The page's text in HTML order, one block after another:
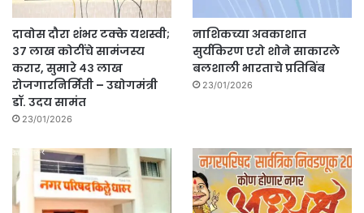
दावोस दौरा शंभर टक्के यशस्वी;
३७ लाख कोटींचे सामंजस्य
करार, सुमारे ४३ लाख
रोजगारनिर्मिती – उद्योगमंत्री
डॉ. उदय सामंत
23/01/2026
नाशिकच्या अवकाशात
सुर्यकिरण एरो शोने साकारले
बलशाली भारताचे प्रतिबिंब
23/01/2026